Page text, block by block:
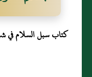
كتاب سبل السلام في